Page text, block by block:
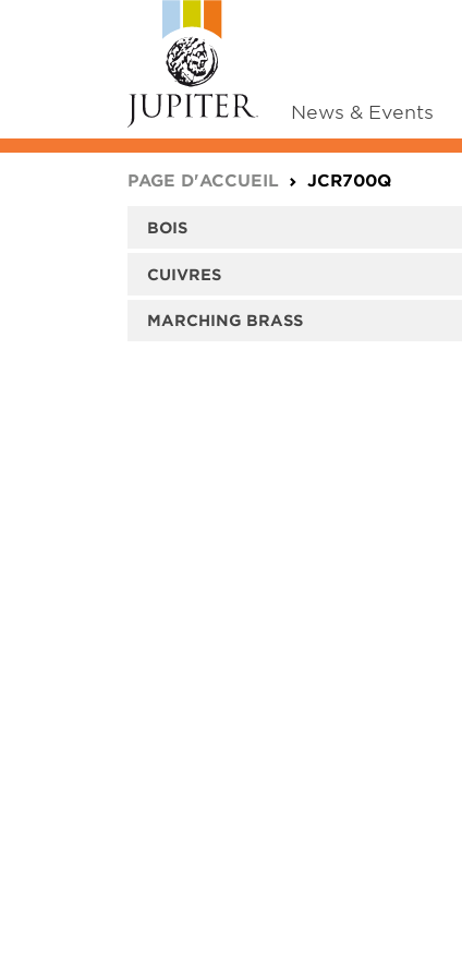
News & Events
PAGE D'ACCUEIL JCR700Q
BOIS
CUIVRES
MARCHING BRASS